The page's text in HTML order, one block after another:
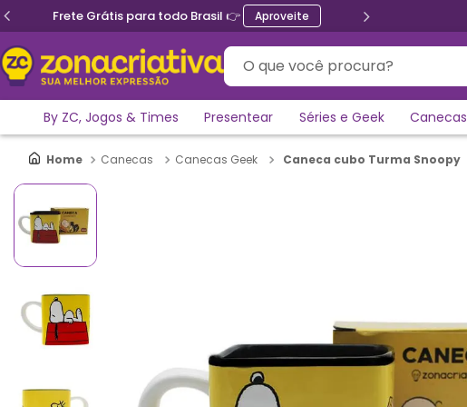
Frete Grátis para todo Brasil 👉 Aproveite
O que você procura?
By ZC, Jogos & Times Presentear Séries e Geek Canecas
Canecas Canecas Geek Caneca cubo Turma Snoopy